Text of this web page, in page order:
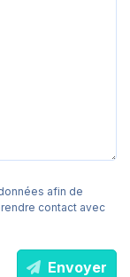
afin de
contact avec
Envoyer